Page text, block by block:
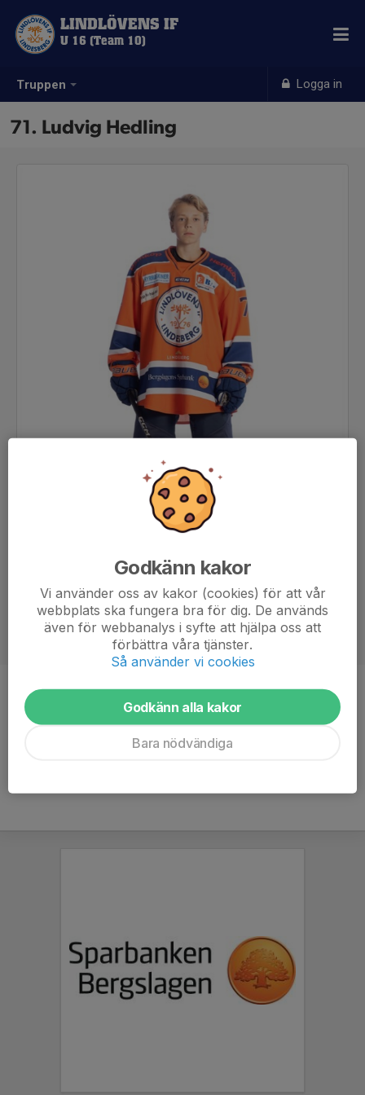
Truppen Logga in
LINDLÖVENS IF
U 16 (Team 10)
71. Ludvig Hedling
Position
Ålder
15 år
Godkänn kakor
Vi använder oss av kakor (cookies) för att vår
webbplats ska fungera bra för dig. De används
även för webbanalys i syfte att hjälpa oss att
förbättra våra tjänster.
Så använder vi cookies
Godkänn alla kakor
Bara nödvändiga